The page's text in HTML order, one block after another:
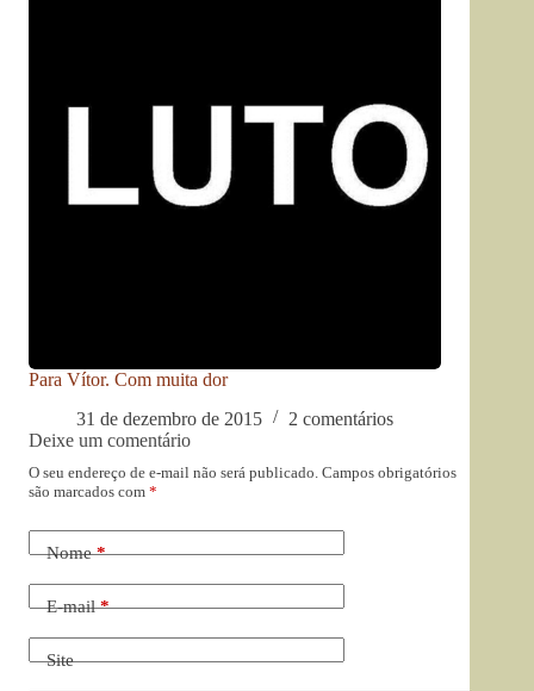
Para Vítor. Com muita dor
31 de dezembro de 2015
2 comentários
Deixe um comentário
O seu endereço de e-mail não será publicado. Campos obrigatórios
são marcados com *
Nome*
E-mail*
Site